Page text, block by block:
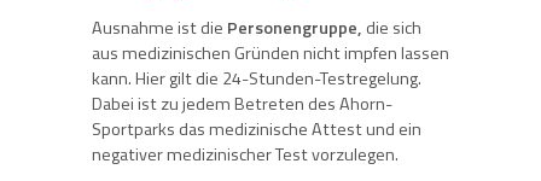
Ausnahme ist die Personengruppe, die sich
aus medizinischen Gründen nicht impfen lassen
kann. Hier gilt die 24-Stunden-Testregelung.
Dabei ist zu jedem Betreten des Ahorn-
Sportparks das medizinische Attest und ein
negativer medizinischer Test vorzulegen.